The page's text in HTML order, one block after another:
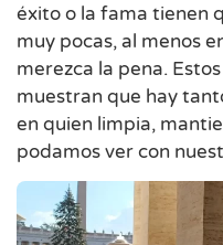
éxito o la fama tienen
muy pocas, al menos
merezca la pena.
muestran que hay
en quien limpia,
podamos ver con